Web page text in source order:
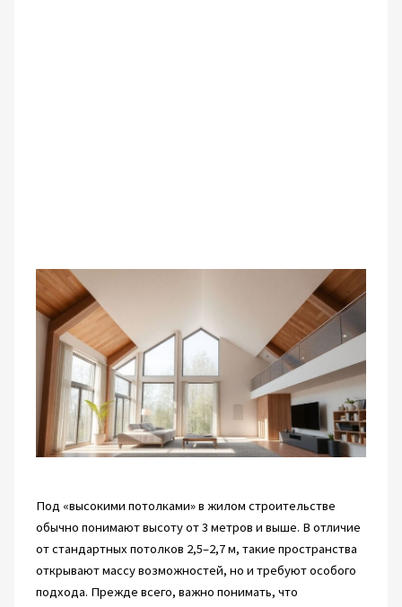
Под «высокими потолками» в жилом строительстве
обычно понимают высоту от 3 метров и выше. В отличие
от стандартных потолков 2,5–2,7 м, такие пространства
открывают массу возможностей, но и требуют особого
подхода. Прежде всего, важно понимать, что